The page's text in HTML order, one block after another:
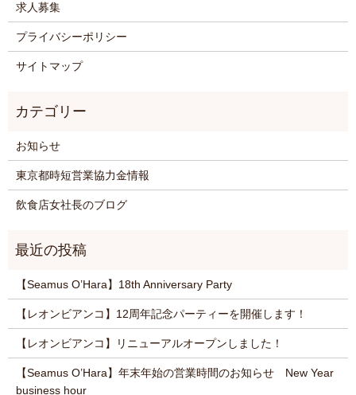
求人募集
プライバシーポリシー
サイトマップ
お知らせ
東京都時短営業協力金情報
飲食店女社長のブログ
【Seamus O’Hara】18th Anniversary Party
【レオンビアンコ】12周年記念パーティーを開催します！
【レオンビアンコ】リニューアルオープンしました！
【Seamus O’Hara】年末年始の営業時間のお知らせ New Year
business hour